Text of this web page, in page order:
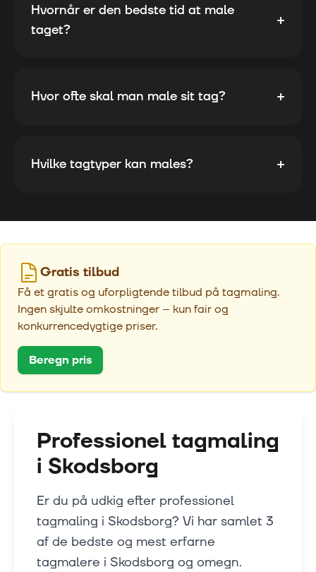
Hvornår er den bedste tid at male
taget?
+
Hvor ofte skal man male sit tag? +
Hvilke tagtyper kan males? +
Gratis tilbud
Få et gratis og uforpligtende tilbud på tagmaling.
Ingen skjulte omkostninger – kun fair og
konkurrencedygtige priser.
Beregn pris
Professionel tagmaling
i Skodsborg
Er du på udkig efter professionel
tagmaling i Skodsborg? Vi har samlet 3
af de bedste og mest erfarne
tagmalere i Skodsborg og omegn.